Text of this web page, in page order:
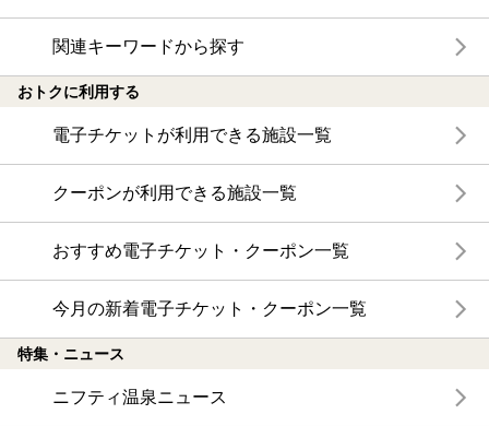
関連キーワードから探す
おトクに利用する
電子チケットが利用できる施設一覧
クーポンが利用できる施設一覧
おすすめ電子チケット・クーポン一覧
今月の新着電子チケット・クーポン一覧
特集・ニュース
ニフティ温泉ニュース